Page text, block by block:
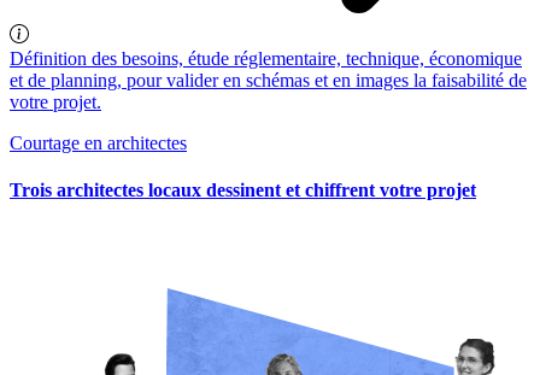
Définition des besoins, étude réglementaire, technique, économique
et de planning, pour valider en schémas et en images la faisabilité de
votre projet.
Courtage en architectes
Trois architectes locaux dessinent et chiffrent votre projet